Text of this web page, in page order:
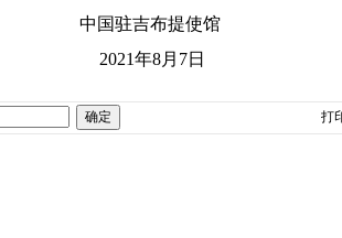
中国驻吉布提使馆
2021年8月 7日
打